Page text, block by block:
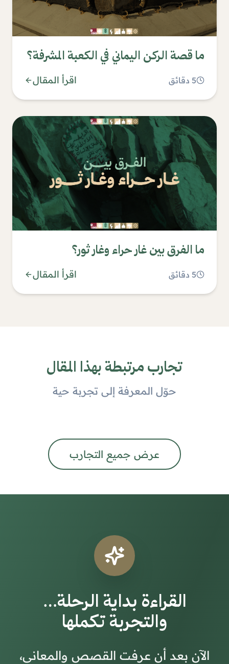
ما قصة الركن اليماني في الكعبة المشرفة؟
5 دقائق اقرأ المقال
ما الفرق بين غار حراء وغار ثور؟
5 دقائق اقرأ المقال
تجارب مرتبطة بهذا المقال
حوّل المعرفة إلى تجربة حية
عرض جميع التجارب
القراءة بداية الرحلة…
والتجربة تكملها
الآن بعد أن عرفت القصص والمعاني،